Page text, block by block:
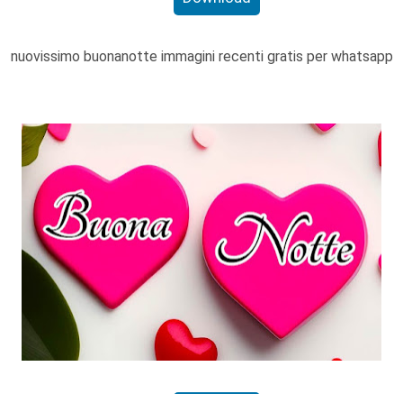
nuovissimo buonanotte immagini recenti gratis per whatsapp